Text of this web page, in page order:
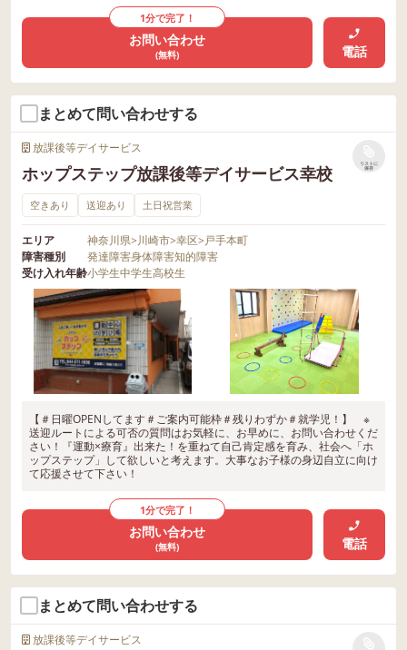
1分で完了！
お問い合わせ
(無料) 電話
まとめて問い合わせする
放課後等デイサービス
ホップステップ放課後等デイサービス幸校
リストに
保存
空きあり 送迎あり 土日祝営業
エリア 神奈川県>川崎市>幸区>戸手本町
障害種別
発達障害身体障害知的障害
受け入れ年齢小学生中学生高校生
【＃日曜OPENしてます＃ご案内可能枠＃残りわずか＃就学児！】 ※
送迎ルートによる可否の質問はお気軽に、お早めに、お問い合わせくだ
さい！『運動×療育』出来た！を重ねて自己肯定感を育み、社会へ「ホ
ップステップ」して欲しいと考えます。大事なお子様の身辺自立に向け
て応援させて下さい！
1分で完了！
お問い合わせ
(無料) 電話
まとめて問い合わせする
放課後等デイサービス